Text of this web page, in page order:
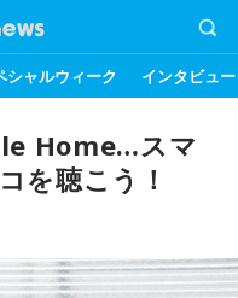
シャルウィーク インタビュー
Home…スマ
を聴こう！